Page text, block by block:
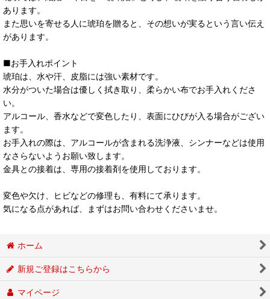
あります。
また思いを寄せる人に琥珀を贈ると、その想いが実るという言い伝え
があります。
■お手入れポイント
琥珀は、水や汗、皮脂には強い素材です。
水分がついた場合は優しく拭き取り、柔らかい布でお手入れくださ
い。
アルコール、香水などで変色したり、表面にひびが入る場合がござい
ます。
お手入れの際は、アルコールが含まれる洗浄液、シンナーなどは使用
なさらないようお願い致します。
金具との接着は、専用の接着剤を使用しております。
変色や欠け、ヒビなどの修理も、有料にて承ります。
気になる点があれば、まずはお問い合わせくださいませ。
ホーム
新規ご登録はこちらから
マイページ